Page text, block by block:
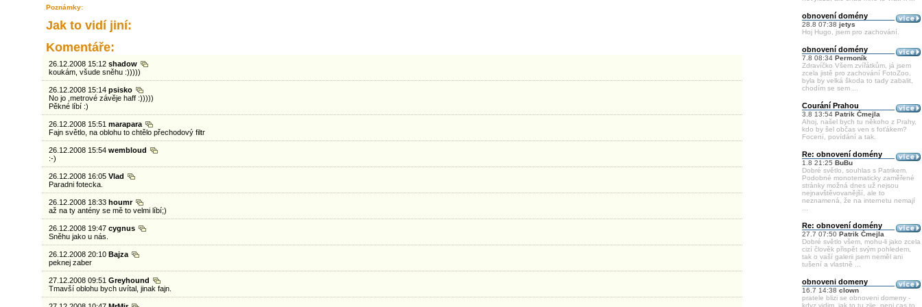
obnovení domény
28.8 07:38 jetys
Hoj Hugo, jsem pro zachování.
obnovení domény
7.8 08:34 Permoník
Zdravíčko Všem zvířátkům, já jsem
zcela jistě pro zachování FotoZoo,
byla by velká škoda to tady zabalit,
chodím se sem ...
Courání Prahou
3.8 13:54 Patrik Čmejla
Ahoj, našel bych tu někoho z Prahy,
kdo by šel občas ven s foťákem?
Focení, povídání a tak.
Re: obnovení domény
1.8 21:25 BuBu
Dobré světlo, souhlas s Patrikem.
Podobné monotematicky zaměřené
stránky možná dnes už nejsou
nejnavštěvovanější, ale to
neznamená, že na internetu nemají
Re: obnovení domény
27.7 07:50 Patrik Čmejla
Dobré světlo všem, mohu-li jako zcela
cizí člověk přispět svým pohledem,
tak o vaší galerii jsem neměl ani
tušení a vlastně ...
obnoveni domeny
16.7 14:38 clown
pratele blizi se obnoveni domeny -
kdyz vidim, jak to tu zije, neni cas to
Poznámky:
Jak to vidí jiní:
Komentáře:
26.12.2008 15:12 shadow
koukám, všude sněhu :)))))
26.12.2008 15:14 psisko
No jo ,metrové závěje haff :)))))
Pěkné líbí :)
26.12.2008 15:51 marapara
Fajn světlo, na oblohu to chtělo přechodový filtr
26.12.2008 15:54 wembloud
:-)
26.12.2008 16:05 Vlad
Paradni fotecka.
26.12.2008 18:33 houmr
až na ty antény se mě to velmi líbí;)
26.12.2008 19:47 cygnus
Sněhu jako u nás.
26.12.2008 20:10 Bajza
peknej zaber
27.12.2008 09:51 Greyhound
Tmavší oblohu bych uvítal, jinak fajn.